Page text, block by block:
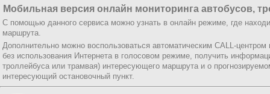
Мобильная версия онлайн мониторинга автобусов,
С помощью данного сервиса можно узнать в онлайн режиме, где
маршрута.
Дополнительно можно воспользоваться автоматическим CALL-
без использования Интернета в голосовом режиме, получить
троллейбуса или трамвая) интересующего маршрута и о
интересующий остановочный пункт.